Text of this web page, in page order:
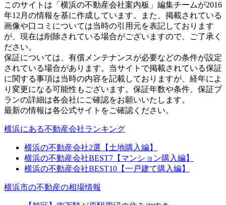
このサイトは「横浜の不動産会社案内板」編集チームが2016
年12月の情報を基に作成しています。また、掲載されている
画像や口コミについては当時の引用元を表記しております
が、現在は削除されている場合がございますので、ご了承く
ださい。
保証については、有償メンテナンスが必要などの条件が設定
されている場合があります。当サイトで掲載されている保証
に関する事項は当時の内容を記載しておりますが、経年によ
り変更になる可能性もございます。保証年数や条件、保証プ
ランの詳細は各会社にご確認をお願いいたします。
最新の情報は各公式サイトをご確認ください。
横浜にある不動産会社ランキング
横浜の不動産会社2選【土地購入編】
横浜の不動産会社BEST7【マンション購入編】
横浜の不動産会社BEST10【一戸建て購入編】
横浜市の不動産の相場情報